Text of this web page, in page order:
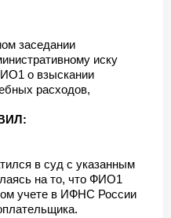
заседании
иску
о взыскании
расходов,
в суд с указанным
на то, что ФИО1
учете в ИФНС России